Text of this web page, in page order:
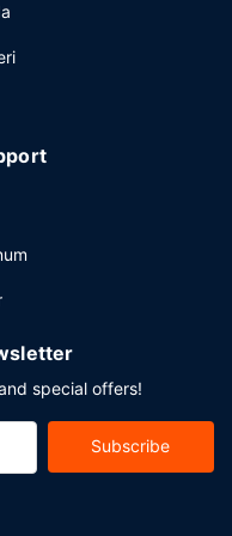
special offers!
Subscribe